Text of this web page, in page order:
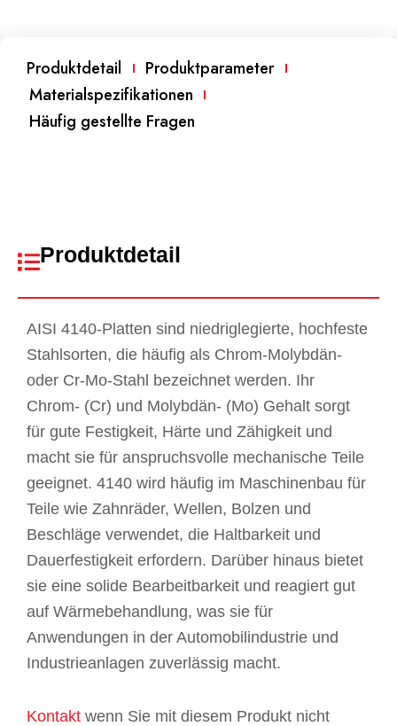
Produktdetail
Produktparameter
Materialspezifikationen
Häufig gestellte Fragen
Produktdetail
AISI 4140-Platten sind niedriglegierte, hochfeste
Stahlsorten, die häufig als Chrom-Molybdän-
oder Cr-Mo-Stahl bezeichnet werden. Ihr
Chrom- (Cr) und Molybdän- (Mo) Gehalt sorgt
für gute Festigkeit, Härte und Zähigkeit und
macht sie für anspruchsvolle mechanische Teile
geeignet. 4140 wird häufig im Maschinenbau für
Teile wie Zahnräder, Wellen, Bolzen und
Beschläge verwendet, die Haltbarkeit und
Dauerfestigkeit erfordern. Darüber hinaus bietet
sie eine solide Bearbeitbarkeit und reagiert gut
auf Wärmebehandlung, was sie für
Anwendungen in der Automobilindustrie und
Industrieanlagen zuverlässig macht.
Kontakt wenn Sie mit diesem Produkt nicht